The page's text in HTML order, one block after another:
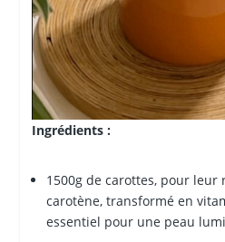
Ingrédients :
1500g de carottes, pour leur
carotène, transformé en
essentiel pour une peau